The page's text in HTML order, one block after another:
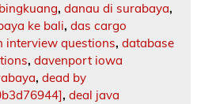
, danau di surabaya,
ke bali, das cargo
interview questions, database
, davenport iowa
, dead by
, deal java